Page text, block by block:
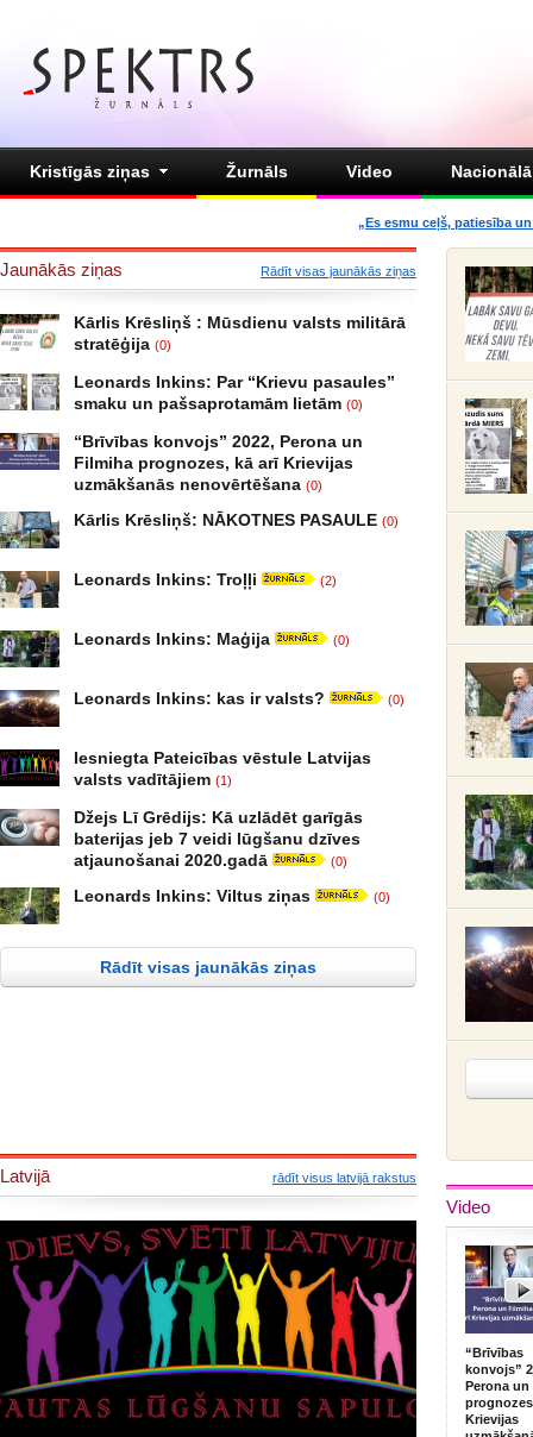
Kristīgās ziņas Žurnāls Video
„Es esmu ceļš, patiesība
Jaunākās ziņas Rādīt visas jaunākās ziņas
Kārlis Krēsliņš : Mūsdienu valsts militārā
stratēģija (0)
Leonards Inkins: Par “Krievu pasaules”
smaku un pašsaprotamām lietām (0)
“Brīvības konvojs” 2022, Perona un
Filmiha prognozes, kā arī Krievijas
uzmākšanās nenovērtēšana (0)
Kārlis Krēsliņš: NĀKOTNES PASAULE (0)
Leonards Inkins: Troļļi (2)
Leonards Inkins: Maģija (0)
Leonards Inkins: kas ir valsts? (0)
Iesniegta Pateicības vēstule Latvijas
valsts vadītājiem (1)
Džejs Lī Grēdijs: Kā uzlādēt garīgās
baterijas jeb 7 veidi lūgšanu dzīves
atjaunošanai 2020.gadā
(0)
Leonards Inkins: Viltus ziņas (0)
Rādīt visas jaunākās ziņas
Latvijā rādīt visus latvijā rakstus
Video
“Brīvības
konvojs”
Perona
Krievijas